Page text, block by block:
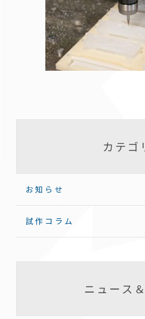
カテゴ
お知らせ
試作コラム
ニュース